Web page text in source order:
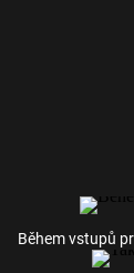
Během vstupů